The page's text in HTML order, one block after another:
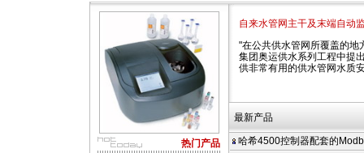
热门产品
自来水管网主干及末端自动
"在公共供水管网所覆盖的地
集团奥运供水系列工程中提
供非常有用的供水管网水质
最新产品
哈希4500控制器配套的